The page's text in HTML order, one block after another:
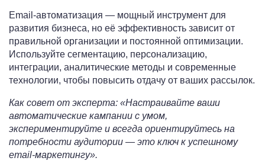
Email-автоматизация — мощный инструмент для
развития бизнеса, но её эффективность зависит от
правильной организации и постоянной оптимизации.
Используйте сегментацию, персонализацию,
интеграции, аналитические методы и современные
технологии, чтобы повысить отдачу от ваших рассылок.
Как совет от эксперта: «Настраивайте ваши
автоматические кампании с умом,
экспериментируйте и всегда ориентируйтесь на
потребности аудитории — это ключ к успешному
email-маркетингу».